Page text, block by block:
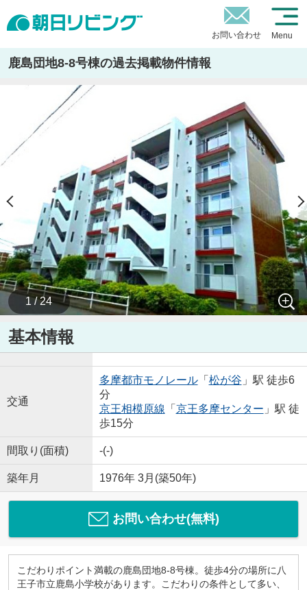
お問い合わせ Menu
鹿島団地8-8号棟の過去掲載物件情報
1 / 24
基本情報
交通
多摩都市モノレール「 松が谷 」駅 徒歩6
分
京王相模原線 「 京王多摩センター 」駅 徒
歩15分
間取り(面積) -(-)
築年月 1976年 3月(築50年)
お問い合わせ(無料)
こだわりポイント満載の鹿島団地8-8号棟。徒歩4分の場所に八
王子市立鹿島小学校があります。こだわりの条件として多い、